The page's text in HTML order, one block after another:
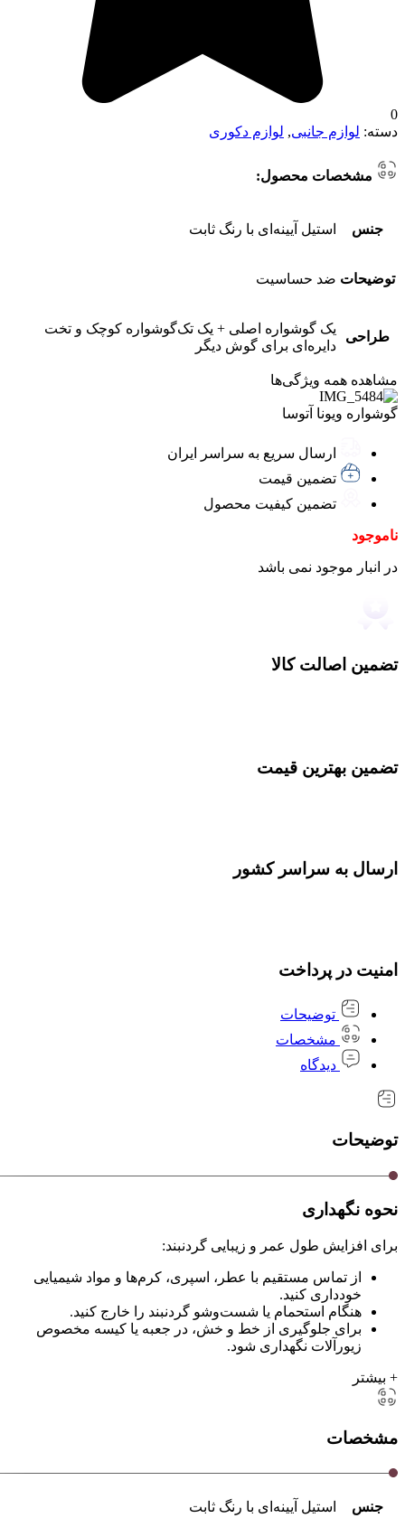
0
دسته: لوازم جانبی, لوازم دکوری
مشخصات محصول:
جنس استیل آیینه‌ای با رنگ ثابت
توضیحات ضد حساسیت
طراحی
یک گوشواره اصلی + یک تک‌گوشواره کوچک و تخت
دایره‌ای برای گوش دیگر
مشاهده همه ویژگی‌ها
گوشواره ویونا آتوسا
ارسال سریع به سراسر ایران
تضمین قیمت
تضمین کیفیت محصول
ناموجود
در انبار موجود نمی باشد
تضمین اصالت کالا
تضمین بهترین قیمت
ارسال به سراسر کشور
امنیت در پرداخت
توضیحات
مشخصات
دیدگاه
توضیحات
نحوه نگهداری
برای افزایش طول عمر و زیبایی گردنبند:
از تماس مستقیم با عطر، اسپری، کرم‌ها و مواد شیمیایی
خودداری کنید.
هنگام استحمام یا شست‌وشو گردنبند را خارج کنید.
برای جلوگیری از خط و خش، در جعبه یا کیسه مخصوص
زیورآلات نگهداری شود.
+ بیشتر
مشخصات
جنس استیل آیینه‌ای با رنگ ثابت